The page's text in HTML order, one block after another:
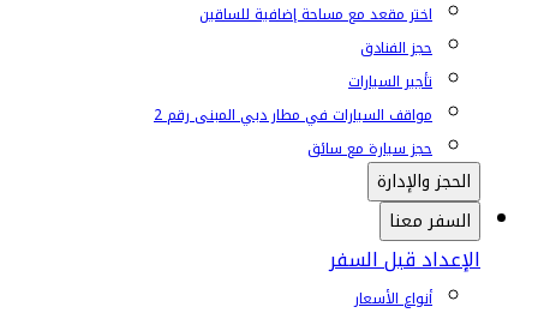
اختر مقعد مع مساحة إضافية للساقين
حجز الفنادق
تأجير السيارات
مواقف السيارات في مطار دبي المبنى رقم 2
حجز سيارة مع سائق
الحجز والإدارة
السفر معنا
الإعداد قبل السفر
أنواع الأسعار